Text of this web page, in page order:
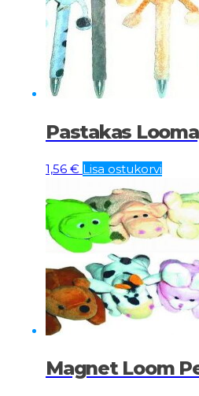
Pastakas
1,56 € Lisa ostukorvi
Magnet Loom